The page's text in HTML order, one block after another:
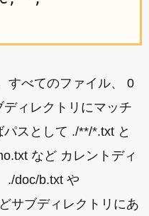
すべてのファイル、 0
ィレクトリにマッチ
スとして ./**/*.txt と
など カレントディ
./doc/b.txt や
サブディレクトリにあ